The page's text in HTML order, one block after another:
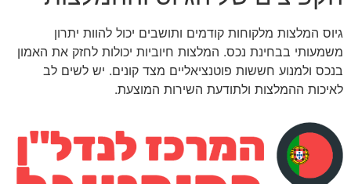
גיוס המלצות מלקוחות קודמים ותושבים יכול להוות יתרון
משמעותי בבחינת נכס. המלצות חיוביות יכולות לחזק את האמון
בנכס ולמנוע חששות פוטנציאליים מצד קונים. יש לשים לב
לאיכות ההמלצות ולתודעת השירות המוצעת.